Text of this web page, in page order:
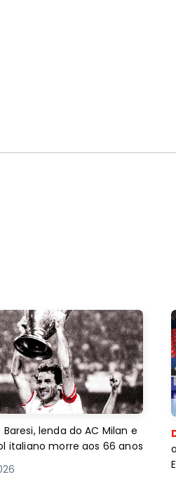
Baresi, lenda do AC Milan e
italiano morre aos 66 anos